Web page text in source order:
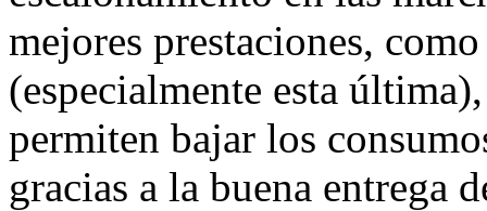
mejores prestaciones,
(especialmente esta
permiten bajar los
gracias a la buena entrega